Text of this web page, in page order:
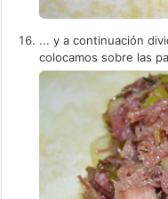
... y a continuación
colocamos sobre las